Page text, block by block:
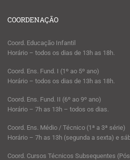
COORDENAÇÃO
Coord. Educação Infantil
Horário – todos os dias de 13h as 18h.
Coord. Ens. Fund. I (1º ao 5º ano)
Horário – todos os dias de 13h as 18h.
Coord. Ens. Fund. II (6º ao 9º ano)
Horário – 7h as 13h – todos os dias.
Coord. Ens. Médio / Técnico (1ª a 3ª série)
Horário – 7h as 13h (segunda a sexta) e
Coord. Cursos Técnicos Subsequentes